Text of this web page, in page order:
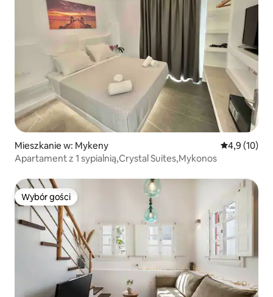
Mieszkanie w: Mykeny Średnia
4,9 (10)
Apartament z 1 sypialnią,Crystal Suites,Mykonos
Wybór gości
Wybór gości